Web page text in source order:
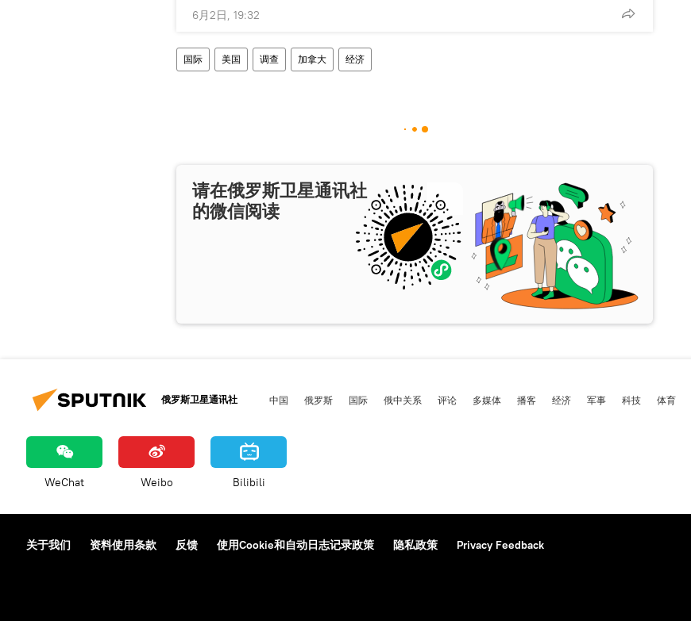
6月2日, 19:32
国际 美国 调查 加拿大 经济
请在俄罗斯卫星通讯社
的微信阅读
俄罗斯卫星通讯社 中国 俄罗斯 国际 俄中关系 评论 多媒体 播客 经济 军事 科技 体育
WeChat Weibo Bilibili
关于我们 资料使用条款 反馈 使用Cookie和自动日志记录政策 隐私政策 Privacy Feedback